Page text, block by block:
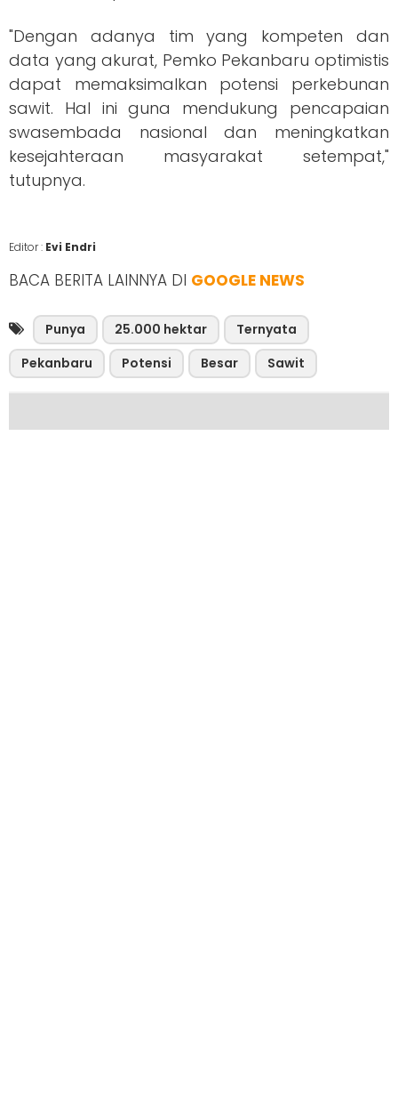
"Dengan adanya tim yang kompeten dan
data yang akurat, Pemko Pekanbaru optimistis
dapat memaksimalkan potensi perkebunan
sawit. Hal ini guna mendukung pencapaian
swasembada nasional dan meningkatkan
kesejahteraan masyarakat setempat,"
tutupnya.
Editor : Evi Endri
BACA BERITA LAINNYA DI GOOGLE NEWS
Punya 25.000 hektar
Ternyata
Pekanbaru
Potensi Besar Sawit